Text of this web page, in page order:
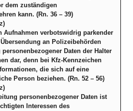
dem zuständigen
kann. (Rn. 36 – 39)
Aufnahmen verbotswidrig parkender
an Polizeibehörden
Daten der Halter
dar, denn bei Kfz-Kennzeichen
die sich auf eine
Person beziehen. (Rn. 52 – 56)
personenbezogener Daten ist
Interessen des